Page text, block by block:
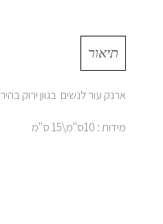
תיאור
ארנק עור לנשים בגוון ירוק בהיר
מידות : 10ס"מ\15 ס"מ